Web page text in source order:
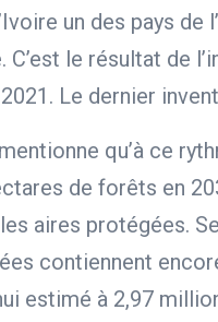
un des pays
C’est le résultat de
Le dernier
qu’à ce
de forêts en
aires protégées.
contiennent
estimé à 2,97